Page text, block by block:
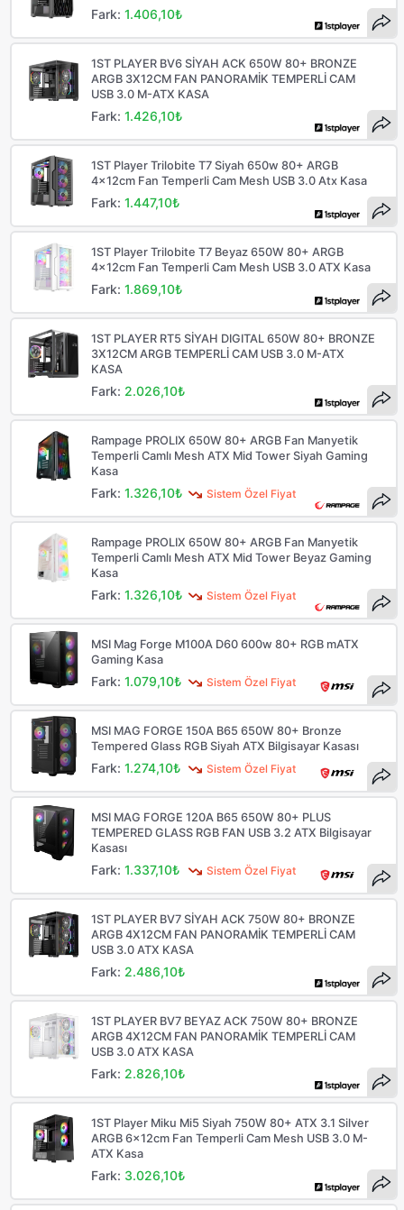
Fark:1.406,10₺
1ST PLAYER BV6 SİYAH ACK 650W 80+ BRONZE
ARGB 3X12CM FAN PANORAMİK TEMPERLİ CAM
USB 3.0 M-ATX KASA
Fark:1.426,10₺
1ST Player Trilobite T7 Siyah 650w 80+ ARGB
4x12cm Fan Temperli Cam Mesh USB 3.0 Atx Kasa
Fark:1.447,10₺
1ST Player Trilobite T7 Beyaz 650W 80+ ARGB
4x12cm Fan Temperli Cam Mesh USB 3.0 ATX Kasa
Fark:1.869,10₺
1ST PLAYER RT5 SİYAH DIGITAL 650W 80+ BRONZE
3X12CM ARGB TEMPERLİ CAM USB 3.0 M-ATX
KASA
Fark: 2.026,10₺
Sistem Özel Fiyat
Rampage PROLIX 650W 80+ ARGB Fan Manyetik
Temperli Camlı Mesh ATX Mid Tower Siyah Gaming
Kasa
Fark:1.326,10₺
Sistem Özel Fiyat
Rampage PROLIX 650W 80+ ARGB Fan Manyetik
Temperli Camlı Mesh ATX Mid Tower Beyaz Gaming
Kasa
Fark:1.326,10₺
Sistem Özel Fiyat
MSI Mag Forge M100A D60 600w 80+ RGB mATX
Gaming Kasa
Fark:1.079,10₺
Sistem Özel Fiyat
MSI MAG FORGE 150A B65 650W 80+ Bronze
Tempered Glass RGB Siyah ATX Bilgisayar Kasası
Fark:1.274,10₺
Sistem Özel Fiyat
MSI MAG FORGE 120A B65 650W 80+ PLUS
TEMPERED GLASS RGB FAN USB 3.2 ATX Bilgisayar
Kasası
Fark:1.337,10₺
1ST PLAYER BV7 SİYAH ACK 750W 80+ BRONZE
ARGB 4X12CM FAN PANORAMİK TEMPERLİ CAM
USB 3.0 ATX KASA
Fark: 2.486,10₺
1ST PLAYER BV7 BEYAZ ACK 750W 80+ BRONZE
ARGB 4X12CM FAN PANORAMİK TEMPERLİ CAM
USB 3.0 ATX KASA
Fark: 2.826,10₺
1ST Player Miku Mi5 Siyah 750W 80+ ATX 3.1 Silver
ARGB 6x12cm Fan Temperli Cam Mesh USB 3.0 M-
ATX Kasa
Fark: 3.026,10₺